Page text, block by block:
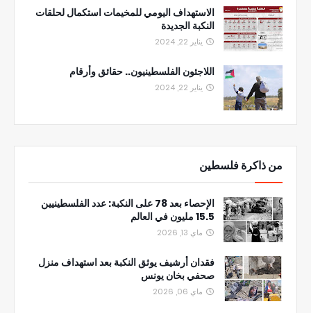
الاستهداف اليومي للمخيمات استكمال لحلقات
النكبة الجديدة
يناير 22, 2024
اللاجئون الفلسطينيون.. حقائق وأرقام
يناير 22, 2024
من ذاكرة فلسطين
الإحصاء بعد 78 على النكبة: عدد الفلسطينيين
15.5 مليون في العالم
ماي 13, 2026
فقدان أرشيف يوثق النكبة بعد استهداف منزل
صحفي بخان يونس
ماي 06, 2026